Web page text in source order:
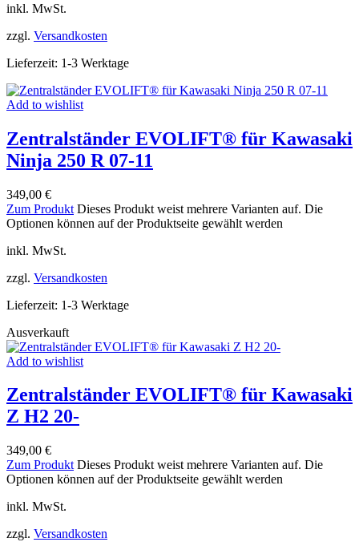
inkl. MwSt.
zzgl. Versandkosten
Lieferzeit: 1-3 Werktage
Add to wishlist
Zentralständer EVOLIFT® für Kawasaki
Ninja 250 R 07-11
349,00 €
Zum Produkt Dieses Produkt weist mehrere Varianten auf. Die
Optionen können auf der Produktseite gewählt werden
inkl. MwSt.
zzgl. Versandkosten
Lieferzeit: 1-3 Werktage
Ausverkauft
Add to wishlist
Zentralständer EVOLIFT® für Kawasaki
Z H2 20-
349,00 €
Zum Produkt Dieses Produkt weist mehrere Varianten auf. Die
Optionen können auf der Produktseite gewählt werden
inkl. MwSt.
zzgl. Versandkosten